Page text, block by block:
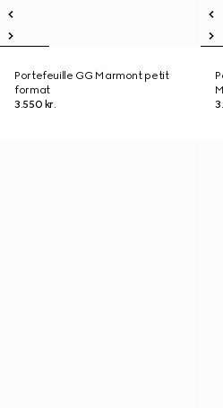
Portefeuille GG Marmont petit
format
3.550 kr.